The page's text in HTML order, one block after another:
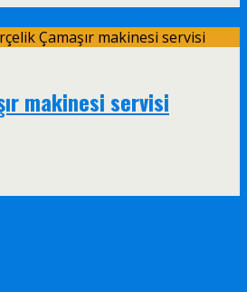
Çamaşır makinesi servisi
makinesi servisi